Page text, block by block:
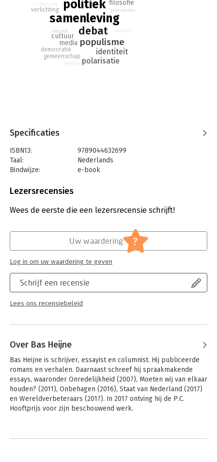
samenleving
politiek
debat
populisme
identiteit
polarisatie
media
cultuur
filosofie
gemeenschap
democratie
verlichting polariteiten
retoriek ideologie
miskenning
ideologie
Specificaties
ISBN13:
9789044632699
Taal:
Nederlands
Bindwijze:
e-book
Bestandsformaat:
Uitgever:
Prometheus
Hoofdrubriek: Mens en maatschappij
Lezersrecensies
Wees de eerste die een lezersrecensie schrijft!
Schrijf een recensie
Lees ons recensiebeleid
Uw waardering ?
Log in om uw waardering te geven
Over Bas Heijne
Bas Heijne is schrijver, essayist en columnist. Hij publiceerde
romans en verhalen. Daarnaast schreef hij spraakmakende
essays, waaronder Onredelijkheid (2007), Moeten wij van elkaar
houden? (2011), Onbehagen (2016), Staat van Nederland (2017)
en Wereldverbeteraars (2017). In 2017 ontving hij de P.C.
Hooftprijs voor zijn beschouwend werk.
Andere boeken door Bas Heijne